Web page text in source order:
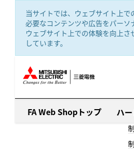
当サイトでは、ウェブサイト上
必要なコンテンツや広告をパーソ
ウェブサイト上での体験を向上
しています。
FA Web Shopトップ ハ